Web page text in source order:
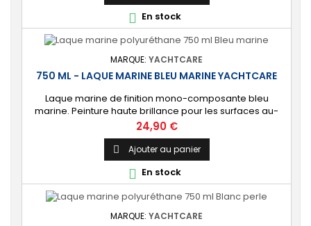
 En stock
MARQUE: YACHTCARE
750 ML - LAQUE MARINE BLEU MARINE YACHTCARE
Laque marine de finition mono-composante bleu
marine. Peinture haute brillance pour les surfaces au-
dessus de la ligne de flottaison. ⚙️ [Tout support]
Brillance longue durée sur toutes les coques de bateau
en polyester, époxy, bois et acier. Usage également
possible en intérieur. 🔝 [Haute protection] Protection
durable contre les éléments marins et les...
Prix
24,90 €
 Ajouter au panier
 En stock
MARQUE: YACHTCARE